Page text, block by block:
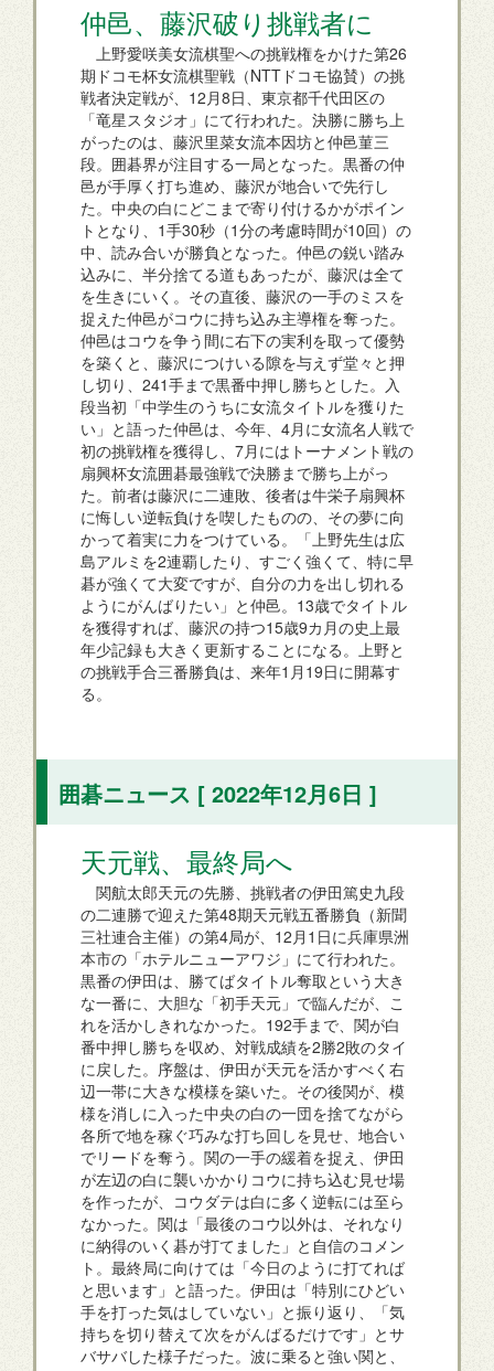
仲邑、藤沢破り挑戦者に
上野愛咲美女流棋聖への挑戦権をかけた第26
期ドコモ杯女流棋聖戦（NTTドコモ協賛）の挑
戦者決定戦が、12月8日、東京都千代田区の
「竜星スタジオ」にて行われた。決勝に勝ち上
がったのは、藤沢里菜女流本因坊と仲邑菫三
段。囲碁界が注目する一局となった。黒番の仲
邑が手厚く打ち進め、藤沢が地合いで先行し
た。中央の白にどこまで寄り付けるかがポイン
トとなり、1手30秒（1分の考慮時間が10回）の
中、読み合いが勝負となった。仲邑の鋭い踏み
込みに、半分捨てる道もあったが、藤沢は全て
を生きにいく。その直後、藤沢の一手のミスを
捉えた仲邑がコウに持ち込み主導権を奪った。
仲邑はコウを争う間に右下の実利を取って優勢
を築くと、藤沢につけいる隙を与えず堂々と押
し切り、241手まで黒番中押し勝ちとした。入
段当初「中学生のうちに女流タイトルを獲りた
い」と語った仲邑は、今年、4月に女流名人戦で
初の挑戦権を獲得し、7月にはトーナメント戦の
扇興杯女流囲碁最強戦で決勝まで勝ち上がっ
た。前者は藤沢に二連敗、後者は牛栄子扇興杯
に悔しい逆転負けを喫したものの、その夢に向
かって着実に力をつけている。「上野先生は広
島アルミを2連覇したり、すごく強くて、特に早
碁が強くて大変ですが、自分の力を出し切れる
ようにがんばりたい」と仲邑。13歳でタイトル
を獲得すれば、藤沢の持つ15歳9カ月の史上最
年少記録も大きく更新することになる。上野と
の挑戦手合三番勝負は、来年1月19日に開幕す
る。
囲碁ニュース [ 2022年12月6日 ]
天元戦、最終局へ
関航太郎天元の先勝、挑戦者の伊田篤史九段
の二連勝で迎えた第48期天元戦五番勝負（新聞
三社連合主催）の第4局が、12月1日に兵庫県洲
本市の「ホテルニューアワジ」にて行われた。
黒番の伊田は、勝てばタイトル奪取という大き
な一番に、大胆な「初手天元」で臨んだが、こ
れを活かしきれなかった。192手まで、関が白
番中押し勝ちを収め、対戦成績を2勝2敗のタイ
に戻した。序盤は、伊田が天元を活かすべく右
辺一帯に大きな模様を築いた。その後関が、模
様を消しに入った中央の白の一団を捨てながら
各所で地を稼ぐ巧みな打ち回しを見せ、地合い
でリードを奪う。関の一手の緩着を捉え、伊田
が左辺の白に襲いかかりコウに持ち込む見せ場
を作ったが、コウダテは白に多く逆転には至ら
なかった。関は「最後のコウ以外は、それなり
に納得のいく碁が打てました」と自信のコメン
ト。最終局に向けては「今日のように打てれば
と思います」と語った。伊田は「特別にひどい
手を打った気はしていない」と振り返り、「気
持ちを切り替えて次をがんばるだけです」とサ
バサバした様子だった。波に乗ると強い関と、